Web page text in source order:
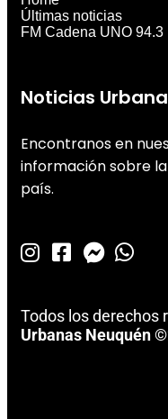
Noticias
Encontranos en
información sobre
país.
Todos los derechos
Urbanas Neuquén
Últimas noticias
FM Cadena UNO 94.3